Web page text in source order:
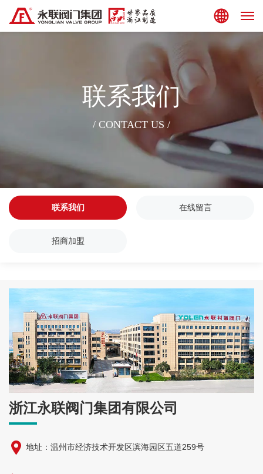
集团站点
联系我们
/ CONTACT US /
联系我们 在线留言
招商加盟
浙江永联阀门集团有限公司
地址：温州市经济技术开发区滨海园区五道259号